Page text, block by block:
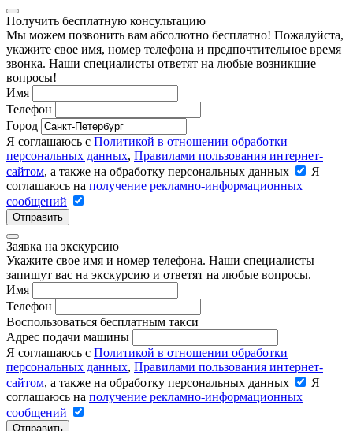
Получить бесплатную консультацию
Мы можем позвонить вам абсолютно бесплатно! Пожалуйста,
укажите свое имя, номер телефона и предпочтительное время
звонка. Наши специалисты ответят на любые возникшие
вопросы!
Имя
Телефон
Город
Я соглашаюсь с Политикой в отношении обработки
персональных данных, Правилами пользования интернет-
сайтом, а также на обработку персональных данных
Я
соглашаюсь на получение рекламно-информационных
сообщений
Отправить
Заявка на экскурсию
Укажите свое имя и номер телефона. Наши специалисты
запишут вас на экскурсию и ответят на любые вопросы.
Имя
Телефон
Воспользоваться бесплатным такси
Адрес подачи машины
Я соглашаюсь с Политикой в отношении обработки
персональных данных, Правилами пользования интернет-
сайтом, а также на обработку персональных данных
Я
соглашаюсь на получение рекламно-информационных
сообщений
Отправить